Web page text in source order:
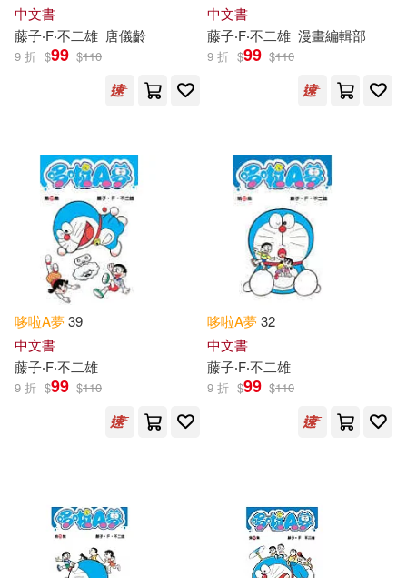
中文書
藤子‧F‧不二雄 唐儀齡
9 折 $99 $110
中文書
藤子‧F‧不二雄 漫畫編輯部
9 折 $99 $110
哆啦A夢39
中文書
藤子‧F‧不二雄
9 折 $99 $110
哆啦A夢32
中文書
藤子‧F‧不二雄
9 折 $99 $110